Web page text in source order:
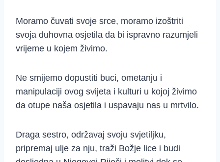
Moramo čuvati svoje srce, moramo izoštriti
svoja duhovna osjetila da bi ispravno razumjeli
vrijeme u kojem živimo.
Ne smijemo dopustiti buci, ometanju i
manipulaciji ovog svijeta i kulturi u kojoj živimo
da otupe naša osjetila i uspavaju nas u mrtvilo.
Draga sestro, održavaj svoju svjetiljku,
pripremaj ulje za nju, traži Božje lice i budi